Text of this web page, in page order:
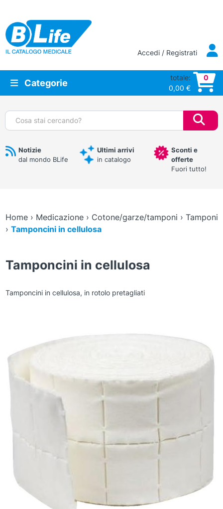
Vai al contenuto principale
Accedi / Registrati
Categorie
totale:
0,00 €
0
Cerca:
Notizie
dal mondo BLife
Ultimi arrivi
in catalogo
Sconti e
offerte
Fuori tutto!
Home› Medicazione› Cotone/garze/tamponi › Tamponi
› Tamponcini in cellulosa
Tamponcini in cellulosa
Tamponcini in cellulosa, in rotolo pretagliati